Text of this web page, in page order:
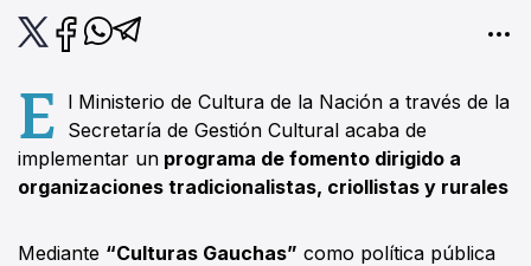
E l Ministerio de Cultura de la Nación a través de la
Secretaría de Gestión Cultural acaba de
implementar un programa de fomento dirigido a
organizaciones tradicionalistas, criollistas y rurales
Mediante “Culturas Gauchas” como política pública